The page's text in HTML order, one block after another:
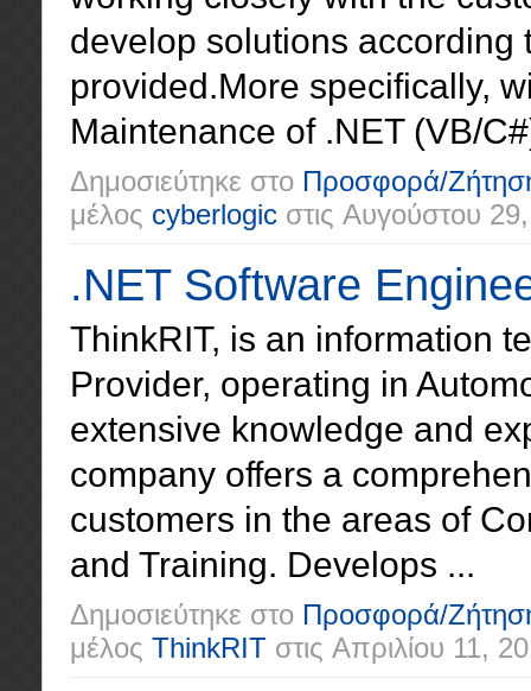
develop solutions according
provided.More specifically,
Maintenance of .NET (VB/
Δημοσιεύτηκε στο Προσφορά/
μέλος cyberlogic στις Αυγούστου
.NET Software
ThinkRIT, is an information
Provider, operating in
extensive knowledge and
company offers a
customers in the areas of
and Training. Develops ...
Δημοσιεύτηκε στο Προσφορά/
μέλος ThinkRIT στις Απριλίου 11,